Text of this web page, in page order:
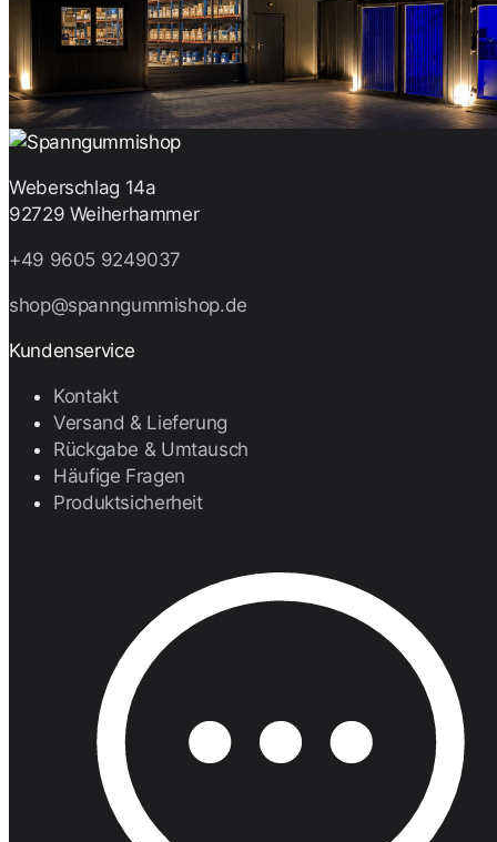
Können die Bänder für Anhänger-Planen
verwendet werden?
+
Gibt es Farbunterschiede? +
Wie hoch ist die Belastbarkeit?
Wie unterscheidet sich ein Gummiband mit
Doppelhaken von einem mit
Weberschlag 14a
92729 Weiherhammer
+49 9605 9249037
shop@spanngummishop.de
Kundenservice
Kontakt
Versand & Lieferung
Rückgabe & Umtausch
Häufige Fragen
Produktsicherheit